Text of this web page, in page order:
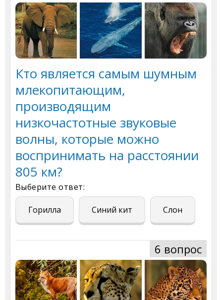
Кто является самым шумным
млекопитающим,
производящим
низкочастотные звуковые
волны, которые можно
воспринимать на расстоянии
805 км?
Выберите ответ:
Горилла Синий кит Слон
6 вопрос